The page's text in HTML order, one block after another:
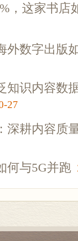
，这家书店
外数字出版
知识内容数
27
深耕内容质
何与5G并跑